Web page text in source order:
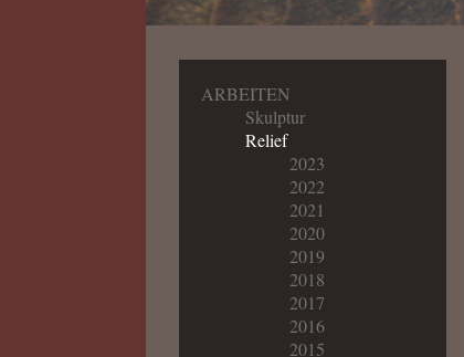
ARBEITEN
Skulptur
Relief
2023
2022
2021
2020
2019
2018
2017
2016
2015